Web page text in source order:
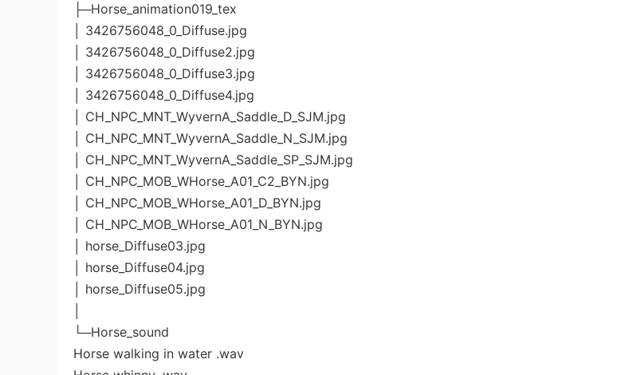
├─Horse_animation019_tex
│ 3426756048_0_Diffuse.jpg
│ 3426756048_0_Diffuse2.jpg
│ 3426756048_0_Diffuse3.jpg
│ 3426756048_0_Diffuse4.jpg
│ CH_NPC_MNT_WyvernA_Saddle_D_SJM.jpg
│ CH_NPC_MNT_WyvernA_Saddle_N_SJM.jpg
│ CH_NPC_MNT_WyvernA_Saddle_SP_SJM.jpg
│ CH_NPC_MOB_WHorse_A01_C2_BYN.jpg
│ CH_NPC_MOB_WHorse_A01_D_BYN.jpg
│ CH_NPC_MOB_WHorse_A01_N_BYN.jpg
│ horse_Diffuse03.jpg
│ horse_Diffuse04.jpg
│ horse_Diffuse05.jpg
└─Horse_sound
Horse walking in water .wav